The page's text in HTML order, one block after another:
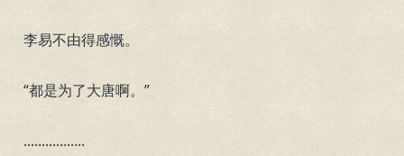
李易不由得感慨。
“都是为了大唐啊。”
.................